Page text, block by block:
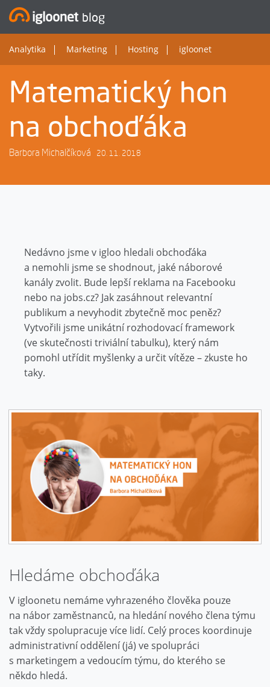
blog
Analytika Marketing Hosting igloonet
Matematický hon
na obchoďáka
Barbora Michalčíková 20. 11. 2018
Nedávno jsme v igloo hledali obchoďáka
a nemohli jsme se shodnout, jaké náborové
kanály zvolit. Bude lepší reklama na Facebooku
nebo na jobs.cz? Jak zasáhnout relevantní
publikum a nevyhodit zbytečně moc peněz?
Vytvořili jsme unikátní rozhodovací framework
(ve skutečnosti triviální tabulku), který nám
pomohl utřídit myšlenky a určit vítěze – zkuste ho
taky.
Hledáme obchoďáka
V igloonetu nemáme vyhrazeného člověka pouze
na nábor zaměstnanců, na hledání nového člena týmu
tak vždy spolupracuje více lidí. Celý proces koordinuje
administrativní oddělení (já) ve spolupráci
s marketingem a vedoucím týmu, do kterého se
někdo hledá.